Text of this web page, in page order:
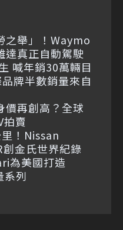
之舉」！Waymo
達真正自動駕駛
喊年銷30萬輛目
牌半數銷量來自
價再創高？全球
賣
！Nissan
金氏世界紀錄
為美國打造
列